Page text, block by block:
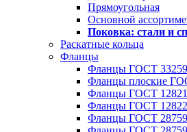
Прямоугольная
Основной
Поковка: cтали и
Раскатные кольца
Фланцы
Фланцы ГОСТ
Фланцы плоские
Фланцы ГОСТ
Фланцы ГОСТ
Фланцы ГОСТ